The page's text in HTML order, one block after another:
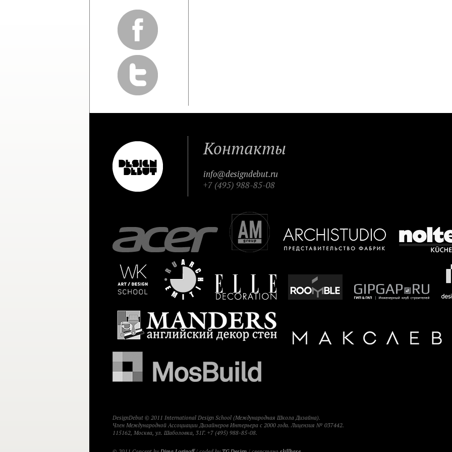
Контакты
info@designdebut.ru
+7 (495) 988-85-08
DesignDebut © 2011 International Design School (Международная Школа Дизайна).
Член Международной Ассоциации Дизайнеров Интерьера с 2000 года. Лицензия № 037442.
115162, Москва, ул. Шаболовка, 31Г. +7 (495) 988-85-08.